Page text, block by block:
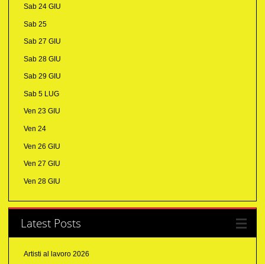
Sab 24 GIU
Sab 25
Sab 27 GIU
Sab 28 GIU
Sab 29 GIU
Sab 5 LUG
Ven 23 GIU
Ven 24
Ven 26 GIU
Ven 27 GIU
Ven 28 GIU
Latest Posts
Artisti al lavoro 2026